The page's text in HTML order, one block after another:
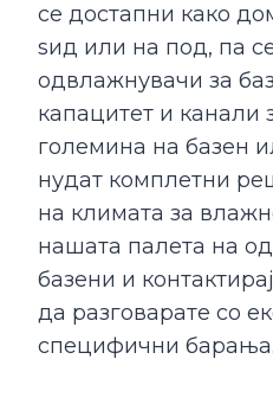
се достапни како
ѕид или на под, па
одвлажнувачи за
капацитет и канали
големина на базен
нудат комплетни
на климата за
нашата палета на
базени и
да разговарате со
специфични барања.